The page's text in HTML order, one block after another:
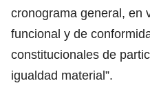
cronograma general, en
funcional y de
constitucionales de
igualdad material”.